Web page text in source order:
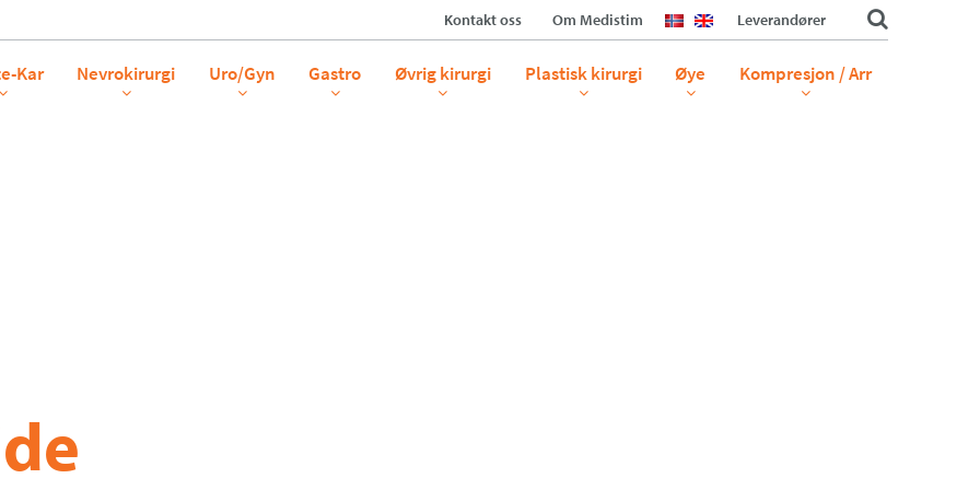
Kontakt oss Om Medistim Leverandører
Kar Nevrokirurgi Uro/Gyn Gastro Øvrig kirurgi Plastisk kirurgi Øye Kompresjon / Arr